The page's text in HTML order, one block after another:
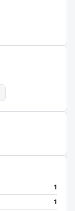
1
1